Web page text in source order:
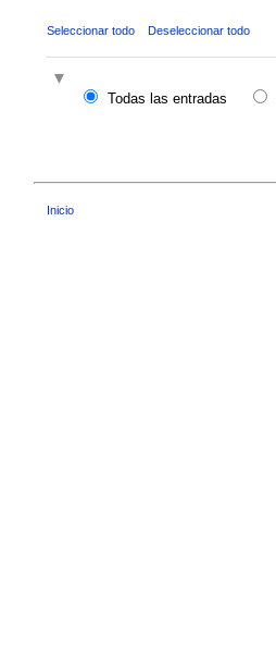
Seleccionar todo Deseleccionar todo
Todas las entradas
Inicio